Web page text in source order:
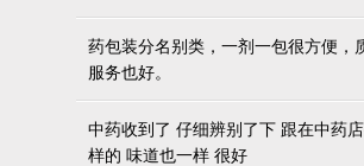
药包装分名别类，一剂一包很方便，
服务也好。
中药收到了 仔细辨别了下 跟在中药
样的 味道也一样 很好